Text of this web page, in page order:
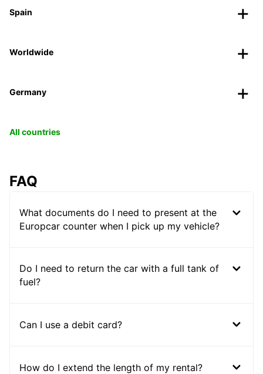
Spain
Worldwide
Germany
All countries
FAQ
What documents do I need to present at the
Europcar counter when I pick up my vehicle?
Do I need to return the car with a full tank of
fuel?
Can I use a debit card?
How do I extend the length of my rental?